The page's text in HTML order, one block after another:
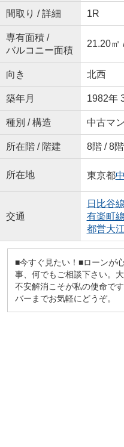
間取り / 詳細 1R
専有面積 /
バルコニー面積
21.20㎡
向き 北西
築年月 1982年
種別 / 構造 中古マ
所在階 / 階建 8階 / 8
所在地 東京都
交通
日比谷線
有楽町線
都営大
■今すぐ見たい！■ローンが
事、何でもご相談下さい。
不安解消こそが私の使命で
バーまでお気軽にどうぞ。